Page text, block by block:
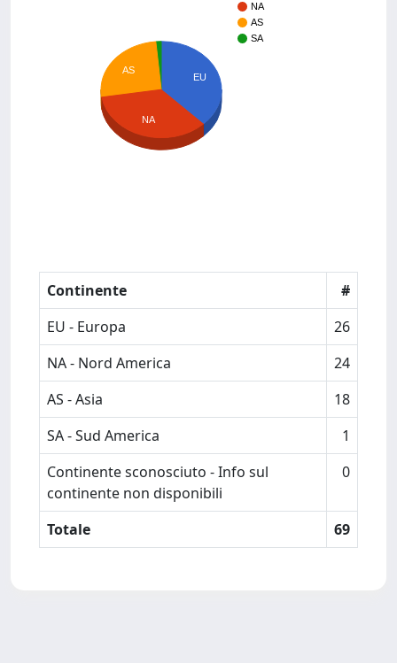
NA
AS
SA
EU
AS
NA
Continente
#
EU - Europa
26
NA - Nord America
24
AS - Asia
18
SA - Sud America
1
Continente sconosciuto - Info sul
continente non disponibili
0
Totale 69